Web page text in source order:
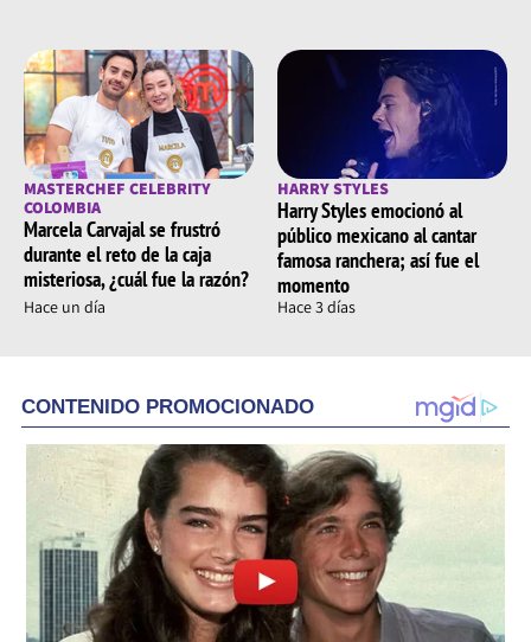
MASTERCHEF CELEBRITY
COLOMBIA
Marcela Carvajal se frustró
durante el reto de la caja
misteriosa, ¿cuál fue la razón?
Hace un día
HARRY STYLES
Harry Styles emocionó al
público mexicano al cantar
famosa ranchera; así fue el
momento
Hace 3 días